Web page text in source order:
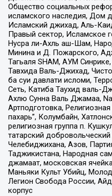
Общество социальных
исламского наследия, Дом
Исламский джихад, Аль-
Правый сектор, Исламское
Нусра ли-Ахль аш-Шам,
Минина и Д. Пожарского,
Тагьаля SHAM, АУМ
Тавхида Валь-Джихад,
ба суи давлати исломи,
Сеть, Катиба Таухид валь-
Ахлю Сунна Валь Джамаа,
Артподготовка,
пахарь”, Колумбайн,
религиозная группа п.
татарский
Челебиджихана, Азов,
Таджикистана, Народная
джамаат, московская
Маньяки Культ Убийц,
Легион Свобода России,
корпус